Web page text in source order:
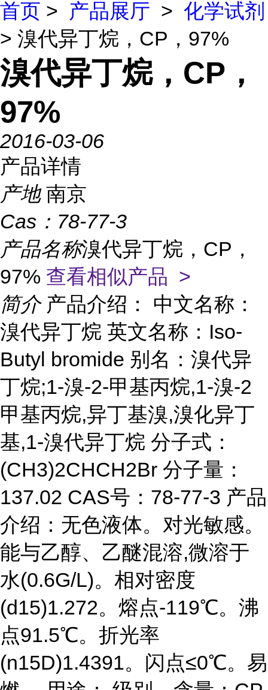
首页 > 产品展厅 > 化学试剂
> 溴代异丁烷，CP，97%
溴代异丁烷，CP，
97%
2016-03-06
产品详情
产地 南京
Cas： 78-77-3
产品名称溴代异丁烷，CP，
97% 查看相似产品 >
简介 产品介绍： 中文名称：
溴代异丁烷 英文名称：Iso-
Butyl bromide 别名：溴代异
丁烷;1-溴-2-甲基丙烷,1-溴-2
甲基丙烷,异丁基溴,溴化异丁
基,1-溴代异丁烷 分子式：
(CH3)2CHCH2Br 分子量：
137.02 CAS号：78-77-3 产品
介绍：无色液体。对光敏感。
能与乙醇、乙醚混溶,微溶于
水(0.6G/L)。相对密度
(d15)1.272。熔点-119℃。沸
点91.5℃。折光率
(n15D)1.4391。闪点≤0℃。易